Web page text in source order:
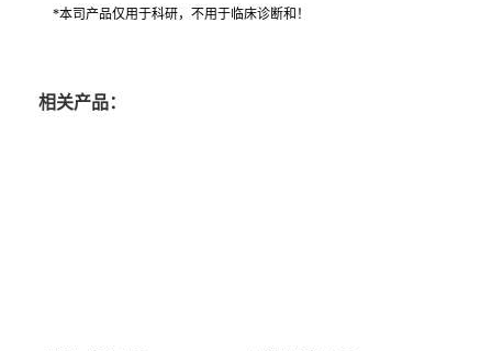
*本司产品仅用于科研，不用于临床诊断和！
相关产品：